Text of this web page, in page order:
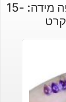
אמטיסט מלוטש לשיבוץ – טיפה מידה: 15-